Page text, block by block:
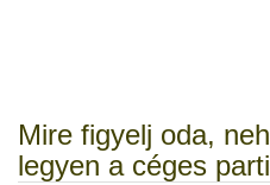
Mire figyelj oda,
legyen a céges